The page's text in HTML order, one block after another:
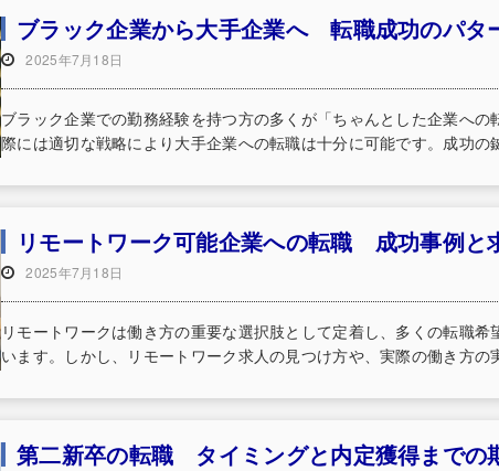
ブラック企業から大手企業へ 転職成功のパタ
2025年7月18日
ブラック企業での勤務経験を持つ方の多くが「ちゃんとした企業へ
際には適切な戦略により大手企業への転職は十分に可能です。成功
リモートワーク可能企業への転職 成功事例と
2025年7月18日
リモートワークは働き方の重要な選択肢として定着し、多くの転職
います。しかし、リモートワーク求人の見つけ方や、実際の働き方
第二新卒の転職 タイミングと内定獲得までの